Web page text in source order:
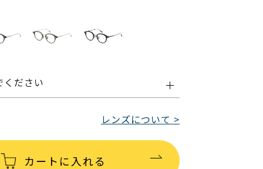
ください
レンズについて >
カートに入れる